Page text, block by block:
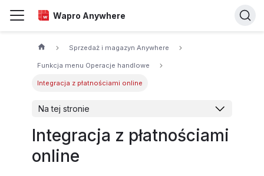
Wapro Anywhere
Sprzedaż i magazyn Anywhere
Funkcja menu Operacje handlowe
Integracja z płatnościami online
Na tej stronie
Integracja z płatnościami
online